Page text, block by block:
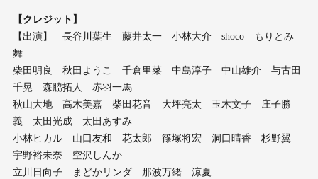
【クレジット】
【出演】 長谷川葉生 藤井太一 小林大介 shoco もりとみ
舞
柴田明良 秋田ようこ 千倉里菜 中島淳子 中山雄介 与古田
千晃 森脇拓人 赤羽一馬
秋山大地 高木美嘉 柴田花音 大坪亮太 玉木文子 庄子勝
義 太田光成 太田あすみ
小林ヒカル 山口友和 花太郎 篠塚将宏 洞口晴香 杉野翼
宇野裕未奈 空沢しんか
立川日向子 まどかリンダ 那波万緒 涼夏